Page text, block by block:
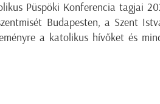
Püspöki Konferencia tagjai
Budapesten, a Szent
a katolikus hívőket és